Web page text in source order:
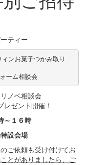
ティー
ンお菓子つかみ取り
ーム相談会
ノベ相談会
ゼント開催！
～１６時
設会場
ご依頼も受け付けてお
とがありましたら、ご